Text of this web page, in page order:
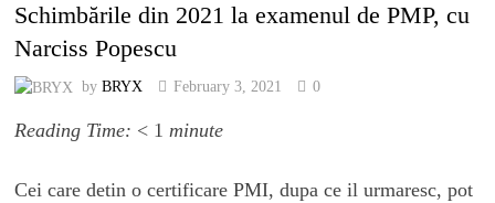
Schimbările din 2021 la examenul de PMP, cu
Narciss Popescu
by BRYX February 3, 2021 0
Reading Time: < 1 minute
Cei care detin o certificare PMI, dupa ce il urmaresc, pot